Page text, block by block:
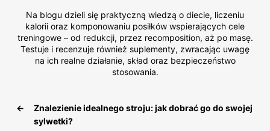
Na blogu dzieli się praktyczną wiedzą o diecie, liczeniu
kalorii oraz komponowaniu posiłków wspierających cele
treningowe – od redukcji, przez recomposition, aż po masę.
Testuje i recenzuje również suplementy, zwracając uwagę
na ich realne działanie, skład oraz bezpieczeństwo
stosowania.
←
Znalezienie idealnego stroju: jak dobrać go do swojej
sylwetki?